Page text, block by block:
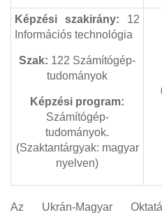
Képzési szakirány: 12
Információs technológia
Szak: 122 Számítógép-
tudományok
Képzési program:
Számítógép-
tudományok.
(Szaktantárgyak: magyar
nyelven)
Az Ukrán-Magyar